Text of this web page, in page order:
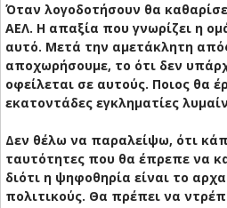
Όταν λογοδοτήσουν θα
ΑΕΛ. Η απαξία που γνωρίζει η
αυτό. Μετά την αμετάκλητη
αποχωρήσουμε, το ότι δεν
οφείλεται σε αυτούς. Ποιος θα
εκατοντάδες εγκληματίες
Δεν θέλω να παραλείψω, ότι
ταυτότητες που θα έπρεπε να
διότι η ψηφοθηρία είναι το
πολιτικούς. Θα πρέπει να